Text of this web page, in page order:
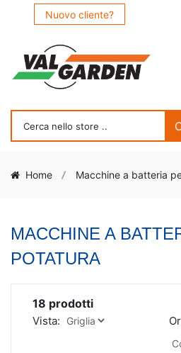
Nuovo cliente?
Home Macchine a batteria
MACCHINE A
POTATURA
18 prodotti
Vista: